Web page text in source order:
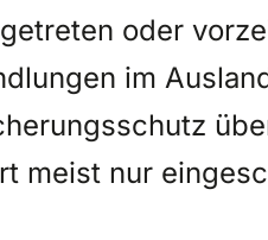
oder
im
meist nur